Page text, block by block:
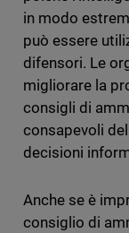
in modo
può essere
difensori. Le
migliorare la
consigli di
consapevoli
decisioni
Anche se è
consiglio di